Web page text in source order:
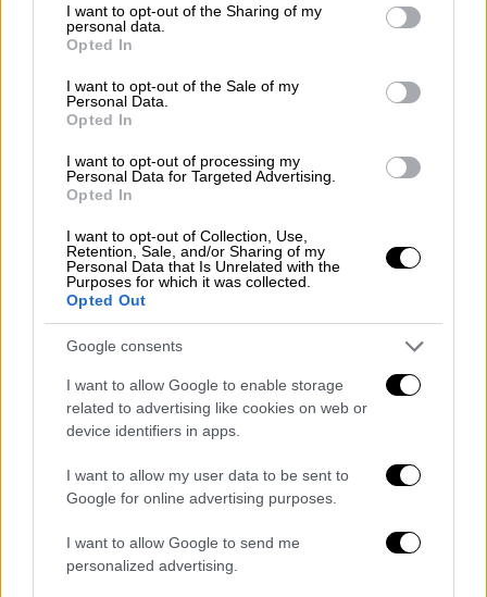
not limited to your visit or usage behaviour. You may click to
grant or deny consent to Google and its third-party tags to
use your data for below specified purposes in below Google
consent section.
I want to opt-out of the Sharing of my
personal data.
Opted In
I want to opt-out of the Sale of my
Personal Data.
Opted In
I want to opt-out of processing my
Personal Data for Targeted Advertising.
Opted In
I want to opt-out of Collection, Use,
Retention, Sale, and/or Sharing of my
Personal Data that Is Unrelated with the
Purposes for which it was collected.
Opted Out
Google consents
I want to allow Google to enable storage
related to advertising like cookies on web or
device identifiers in apps.
I want to allow my user data to be sent to
Google for online advertising purposes.
I want to allow Google to send me
personalized advertising.
ψεύτης - Χρησιμοποιεί τη
σκανδαλοθηρία για να ρίξει τον
Μητσοτάκη
«Φωνάζει ο κλέφτης για να φοβηθεί ο
νοικοκύρης, όπως λέει και ο λαός μας.
Οι χαρακτηρισμοί περί "φαρισαίου, υποκριτή"
προς τον πρόεδρο του ΠΑΣΟΚ, του
επιστρέφονται.
κυβέρνηση άλλο. Το είπαμε και στον κ.
Μαρινάκη, χθες: όταν μιλούν δημόσια για
ξένους ηγέτες, μιλούν ως ελληνική
κυβέρνηση και όχι ως καθοδηγητές της
Και κάτι τελευταίο για τις αναρτήσεις του
σε συγχορδία με δεξιά μιντιακά εξαπτέρυγα:
Όπως οπνιγμένος πιάνεται από τα μαλλιά